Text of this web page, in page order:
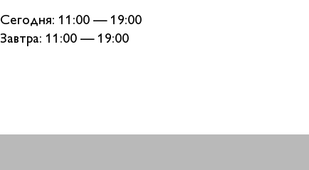
Сегодня: 11:00 — 19:00
Завтра: 11:00 — 19:00